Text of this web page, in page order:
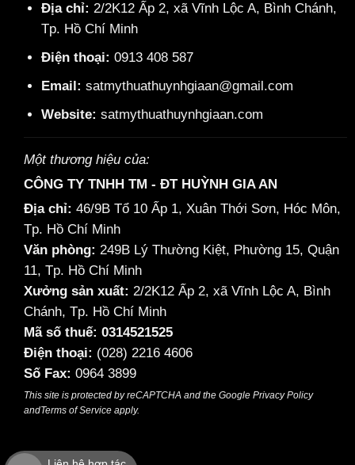
Địa chỉ: 2/2K12 Ấp 2, xã Vĩnh Lộc A, Bình Chánh,
Tp. Hồ Chí Minh
Điện thoại: 0913 408 587
Email: satmythuathuynhgiaan@gmail.com
Website: satmythuathuynhgiaan.com
Một thương hiệu của:
CÔNG TY TNHH TM - ĐT HUỲNH GIA AN
Địa chỉ: 46/9B Tổ 10 Ấp 1, Xuân Thới Sơn, Hóc Môn,
Tp. Hồ Chí Minh
Văn phòng: 249B Lý Thường Kiệt, Phường 15, Quận
11, Tp. Hồ Chí Minh
Xưởng sản xuất: 2/2K12 Ấp 2, xã Vĩnh Lộc A, Bình
Chánh, Tp. Hồ Chí Minh
Mã số thuế: 0314521525
Điện thoại: (028) 2216 4606
Số Fax: 0964 3899
This site is protected by reCAPTCHA and the Google Privacy Policy
andTerms of Service apply.